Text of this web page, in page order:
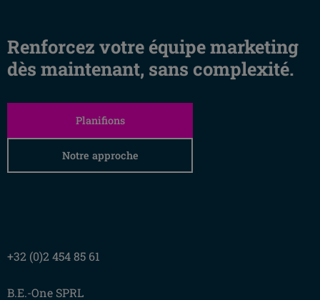
Renforcez votre équipe marketing
dès maintenant, sans complexité.
Planifions
Notre approche
+32 (0)2 454 85 61
B.E.-One SPRL